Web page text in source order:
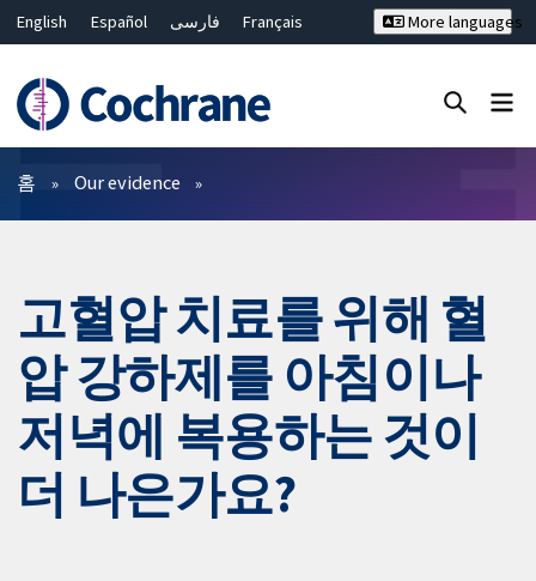
English Español فارسی
Français
Bahasa Malaysia
ไทย
繁體中文
简体中文
More languages
필터
홈 Our evidence
고혈압 치료를 위해 혈
압 강하제를 아침이나
저녁에 복용하는 것이
더 나은가요?